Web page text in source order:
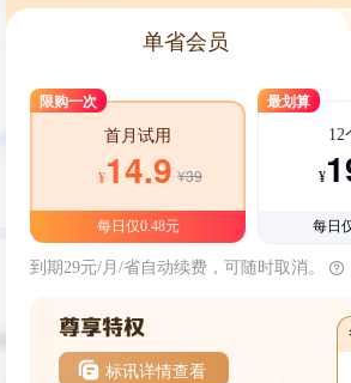
单省会员
限购一次
首月试用
¥14.9 ¥39
每日仅0.48元
最划算
12
¥
每日
到期29元/月/省自动续费，可随时取消。
标讯详情查看